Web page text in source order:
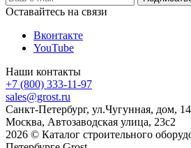
Оставайтесь на связи
Вконтакте
YouTube
Наши контакты
+7 (800) 333-11-97
sales@grost.ru
Санкт-Петербург, ул.Чугунная, дом,
Москва, Автозаводская улица, 23с2
2026 © Каталог строительного